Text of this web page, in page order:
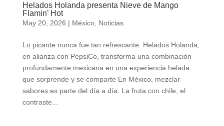
Helados Holanda presenta Nieve de Mango
Flamin’ Hot
May 20, 2026 | México, Noticias
Lo picante nunca fue tan refrescante: Helados Holanda,
en alianza con PepsiCo, transforma una combinación
profundamente mexicana en una experiencia helada
que sorprende y se comparte En México, mezclar
sabores es parte del día a día. La fruta con chile, el
contraste...